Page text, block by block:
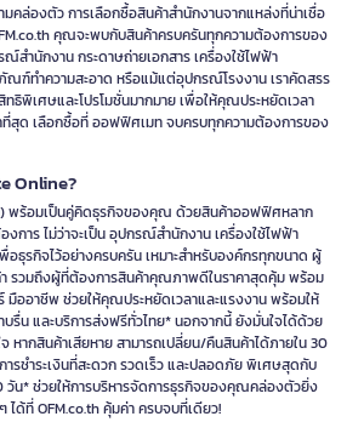
คล่องตัว การเลือกซื้อสินค้าสำนักงานจากแหล่งที่น่าเชื่อ
คุณจะพบกับสินค้าครบครันทุกความต้องการของ
สำนักงาน กระดาษถ่ายเอกสาร เครื่องใช้ไฟฟ้า
ฑ์ทำความสะอาด หรือแม้แต่อุปกรณ์โรงงาน เราคัดสรร
พิเศษและโปรโมชั่นมากมาย เพื่อให้คุณประหยัดเวลา
ที่สุด เลือกซื้อที่ ออฟฟิศเมท จบครบทุกความต้องการของ
Online?
พร้อมเป็นคู่คิดธุรกิจของคุณ ด้วยสินค้าออฟฟิศหลาก
การ ไม่ว่าจะเป็น อุปกรณ์สำนักงาน เครื่องใช้ไฟฟ้า
ธุรกิจไว้อย่างครบครัน เหมาะสำหรับองค์กรทุกขนาด ผู้
า รวมถึงผู้ที่ต้องการสินค้าคุณภาพดีในราคาสุดคุ้ม พร้อม
มืออาชีพ ช่วยให้คุณประหยัดเวลาและแรงงาน พร้อมให้
รื่น และบริการส่งฟรีทั่วไทย* นอกจากนี้ ยังมั่นใจได้ด้วย
หากสินค้าเสียหาย สามารถเปลี่ยน/คืนสินค้าได้ภายใน 30
รชำระเงินที่สะดวก รวดเร็ว และปลอดภัย พิเศษสุดกับ
น* ช่วยให้การบริหารจัดการธุรกิจของคุณคล่องตัวยิ่ง
ได้ที่ OFM.co.th คุ้มค่า ครบจบที่เดียว!